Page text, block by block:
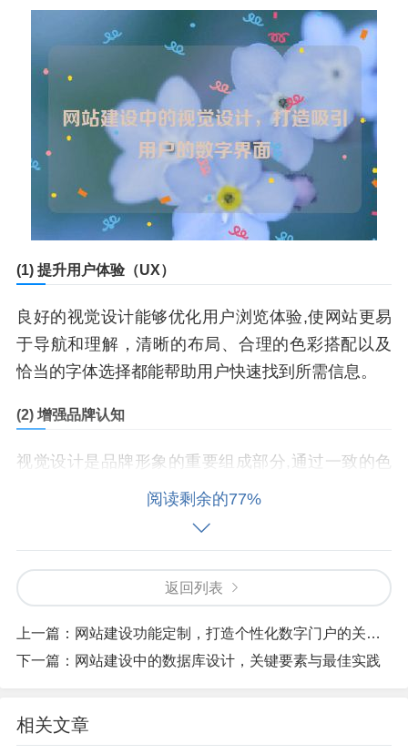
(1) 提升用户体验（UX）
良好的视觉设计能够优化用户浏览体验,使网站更易
于导航和理解，清晰的布局、合理的色彩搭配以及
恰当的字体选择都能帮助用户快速找到所需信息。
(2) 增强品牌认知
视觉设计是品牌形象的重要组成部分,通过一致的色
彩方案、标志设计和视觉风格，网站可以强化品牌
优秀的视觉设计能够引导用户完成关键操作,如注
册、购买或填写表单，通过合理的按钮设计、视觉
层次和号召性用语（CTA），网站可以有效提升转
网站视觉设计的关键要素
阅读剩余的77%
返回列表
上一篇： 网站建设功能定制，打造个性化数字门户的关键步骤
下一篇： 网站建设中的数据库设计，关键要素与最佳实践
相关文章